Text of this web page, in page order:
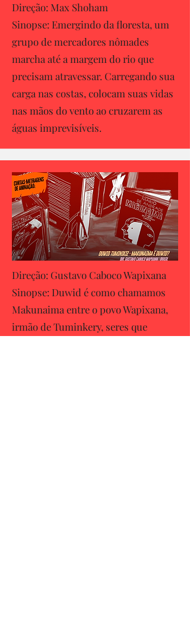
Direção: Max Shoham
Sinopse: Emergindo da floresta, um
grupo de mercadores nômades
marcha até a margem do rio que
precisam atravessar. Carregando sua
carga nas costas, colocam suas vidas
nas mãos do vento ao cruzarem as
águas imprevisíveis.
Direção: Gustavo Caboco Wapixana
Sinopse: Duwid é como chamamos
Makunaima entre o povo Wapixana,
irmão de Tuminkery, seres que